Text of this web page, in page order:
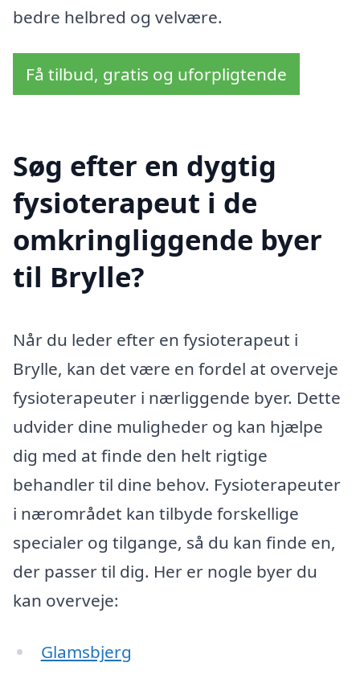
bedre helbred og velvære.
Få tilbud, gratis og uforpligtende
Søg efter en dygtig
fysioterapeut i de
omkringliggende byer
til Brylle?
Når du leder efter en fysioterapeut i
Brylle, kan det være en fordel at overveje
fysioterapeuter i nærliggende byer. Dette
udvider dine muligheder og kan hjælpe
dig med at finde den helt rigtige
behandler til dine behov. Fysioterapeuter
i nærområdet kan tilbyde forskellige
specialer og tilgange, så du kan finde en,
der passer til dig. Her er nogle byer du
kan overveje:
Glamsbjerg